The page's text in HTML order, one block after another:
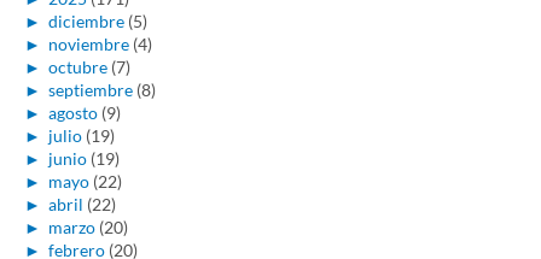
► diciembre (5)
► noviembre (4)
► octubre (7)
► septiembre (8)
► agosto (9)
► julio (19)
► junio (19)
► mayo (22)
► abril (22)
► marzo (20)
► febrero (20)